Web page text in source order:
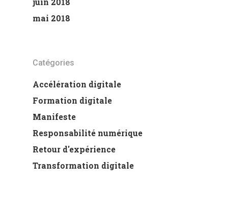
mai 2018
Catégories
Accélération digitale
Formation digitale
Manifeste
Responsabilité numérique
Retour d'expérience
Transformation digitale